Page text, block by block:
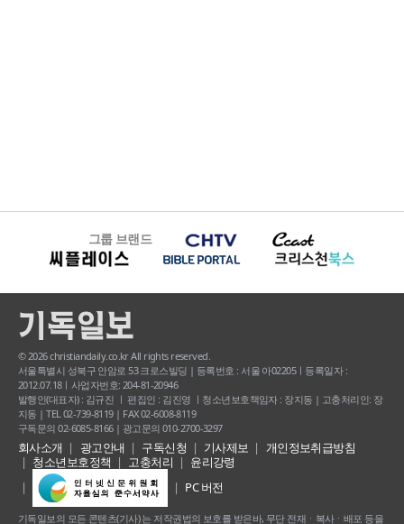
그룹 브랜드
© 2026 christiandaily.co.kr All rights reserved.
서울특별시 성북구 안암로 53 크로스빌딩 | 등록번호 : 서울 아02205ㅣ등록일자 :
2012.07.18ㅣ사업자번호: 204-81-20946
발행인(대표자) : 김규진 ㅣ 편집인 : 김진영 ㅣ청소년보호책임자 : 장지동 | 고충처리인: 장
지동 | TEL 02-739-8119 | FAX 02-6008-8119
구독문의 02-6085-8166 | 광고문의 010-2700-3297
회사소개 광고안내 구독신청 기사제보
개인정보취급방침
청소년보호정책
고충처리
윤리강령
PC 버전
기독일보의 모든 콘텐츠(기사) 는 저작권법의 보호를 받은바, 무단 전재ㆍ복사ㆍ배포 등을